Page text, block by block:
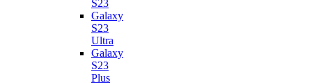
S23
Galaxy
S23
Ultra
Galaxy
S23
Plus